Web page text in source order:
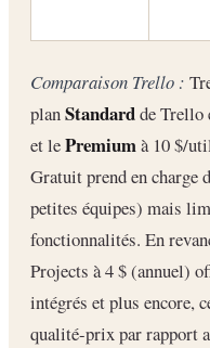
Comparaison Trello :
planStandardde Trello
et lePremiumà 10 $/
Gratuit prend en charge
petites équipes) mais
fonctionnalités. En
Projects à 4 $ (annuel)
intégrés et plus encore,
qualité-prix par rapport